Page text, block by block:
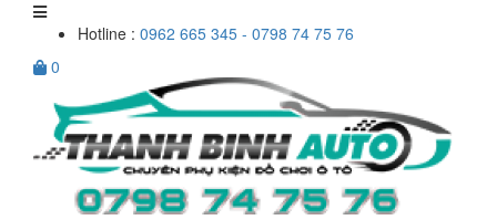
Hotline : 0962 665 345 - 0798 74 75 76
0